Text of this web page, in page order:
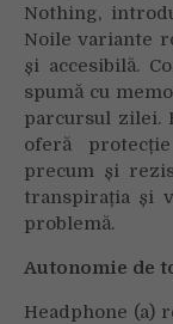
Nothing,
Noile variante
și accesibilă.
spumă cu
parcursul zilei.
oferă
precum și
transpirația și
problemă.
Autonomie de
Headphone (a)